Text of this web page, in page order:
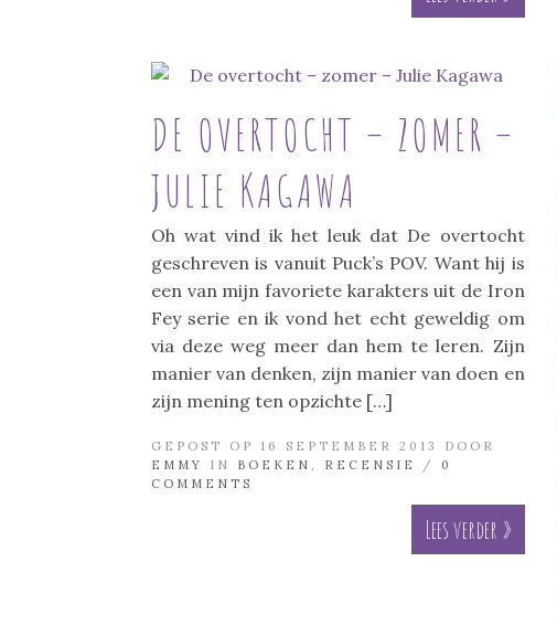
DE OVERTOCHT – ZOMER –
JULIE KAGAWA
Oh wat vind ik het leuk dat De overtocht
geschreven is vanuit Puck’s POV. Want hij is
een van mijn favoriete karakters uit de Iron
Fey serie en ik vond het echt geweldig om
via deze weg meer dan hem te leren. Zijn
manier van denken, zijn manier van doen en
zijn mening ten opzichte […]
GEPOST OP 16 SEPTEMBER 2013 DOOR
EMMY
IN BOEKEN , RECENSIE / 0
COMMENTS
Lees verder »